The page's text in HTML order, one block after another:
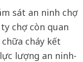
sát an ninh chợ
chợ còn quan
cháy kết
lượng an ninh-